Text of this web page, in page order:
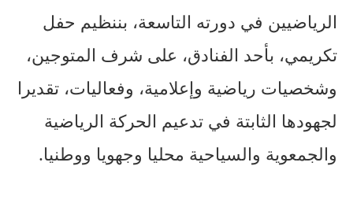
الرياضيين في دورته التاسعة، بننظيم حفل
تكريمي، بأحد الفنادق، على شرف المتوجين،
وشخصيات رياضية وإعلامية، وفعاليات، تقديرا
لجهودها الثابتة في تدعيم الحركة الرياضية
والجمعوية والسياحية محليا وجهويا ووطنيا.